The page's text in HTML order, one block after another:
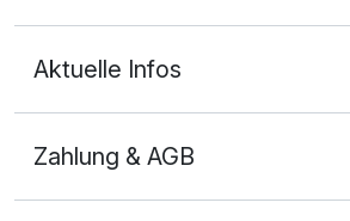
Aktuelle Infos
Zahlung & AGB